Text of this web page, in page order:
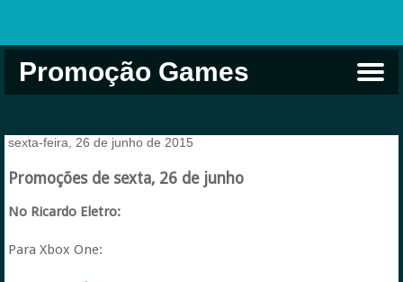
Promoção Games
sexta-feira, 26 de junho de 2015
Promoções de sexta, 26 de junho
No Ricardo Eletro:
Para Xbox One: